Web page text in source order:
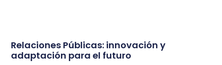
Relaciones Públicas: innovación y
adaptación para el futuro